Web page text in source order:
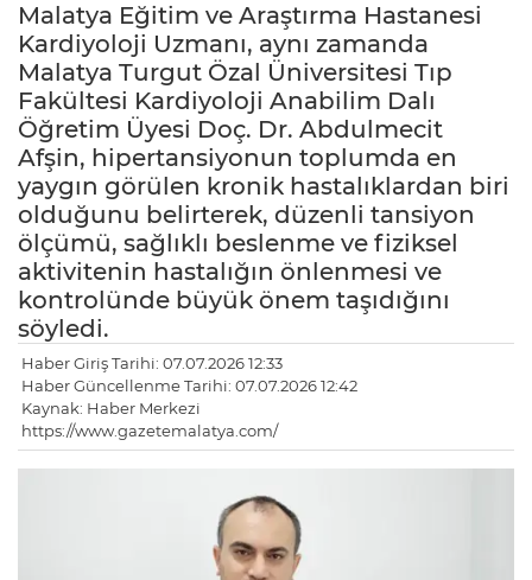
Malatya Eğitim ve Araştırma Hastanesi
Kardiyoloji Uzmanı, aynı zamanda
Malatya Turgut Özal Üniversitesi Tıp
Fakültesi Kardiyoloji Anabilim Dalı
Öğretim Üyesi Doç. Dr. Abdulmecit
Afşin, hipertansiyonun toplumda en
yaygın görülen kronik hastalıklardan biri
olduğunu belirterek, düzenli tansiyon
ölçümü, sağlıklı beslenme ve fiziksel
aktivitenin hastalığın önlenmesi ve
kontrolünde büyük önem taşıdığını
söyledi.
Haber Giriş Tarihi: 07.07.2026 12:33
Haber Güncellenme Tarihi: 07.07.2026 12:42
Kaynak: Haber Merkezi
https://www.gazetemalatya.com/